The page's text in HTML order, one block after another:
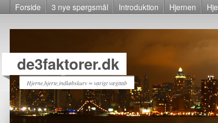
Forside 3 nye spørgsmål Introduktion Hjernen
de3faktorer.dk
Hjerne,hjerte,indkøbskurv = varigt vægttab